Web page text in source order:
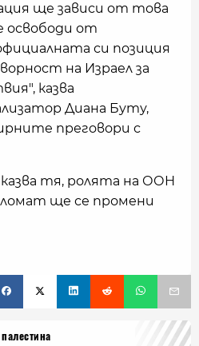
ще зависи от това
освободи от
си позиция
на Израел за
казва
Диана Буту,
преговори с
тя, ролята на ООН
ще се промени
палестина